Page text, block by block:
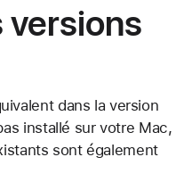
versions
dans la version
installé sur votre Mac,
sont également